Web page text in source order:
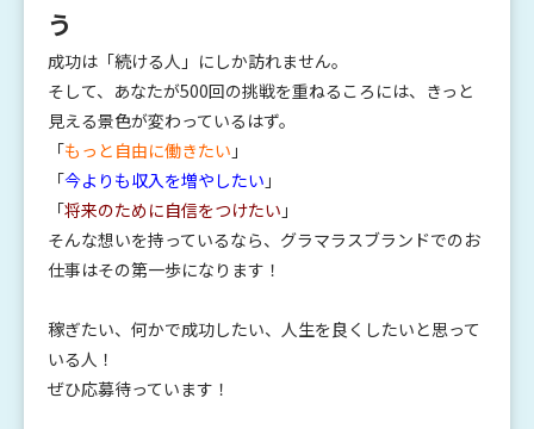
う
成功は「続ける人」にしか訪れません。
そして、あなたが500回の挑戦を重ねるころには、きっと
見える景色が変わっているはず。
「もっと自由に働きたい 」
「今よりも収入を増やしたい 」
「将来のために自信をつけたい 」
そんな想いを持っているなら、グラマラスブランドでのお
仕事はその第一歩になります！
稼ぎたい、何かで成功したい、人生を良くしたいと思って
いる人！
ぜひ応募待っています！